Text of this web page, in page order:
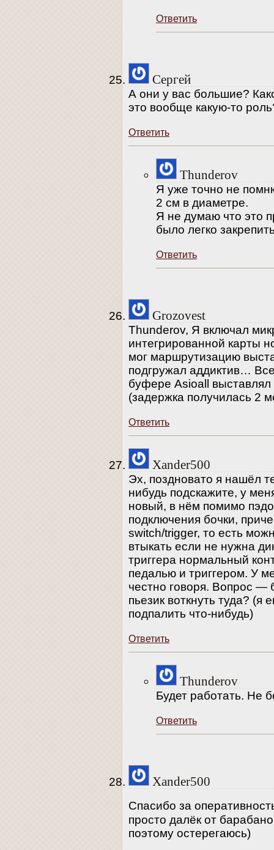
Ответить
Сергей
А они у вас большие?
это вообще какую-то
Ответить
Thunderov
Я уже точно не
2 см в диаметре.
Я не думаю что это
было легко
Ответить
Grozovest
Thunderov, Я включал
интегрированной карты
мог маршрутизацию
подгружал аддиктив…
буфере Asioall
(задержка получилась 2
Ответить
Xander500
Эх, поздновато я нашёл
нибудь подскажите, у
новый, в нём помимо
подключения бочки,
switch/trigger, то есть
втыкать если не нужна
триггера нормальный
педалью и триггером. У
честно говоря. Вопрос —
пьезик воткнуть туда? (я
подпалить что-нибудь)
Ответить
Thunderov
Будет работать. Не
Ответить
Xander500
Спасибо за
просто далёк от
поэтому остерегаюсь)